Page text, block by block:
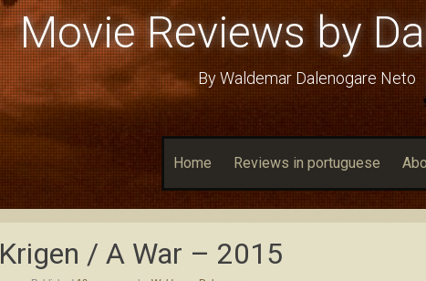
Movie Reviews by
By Waldemar Dalenogare Neto
Home Reviews in portuguese
Krigen / A War – 2015